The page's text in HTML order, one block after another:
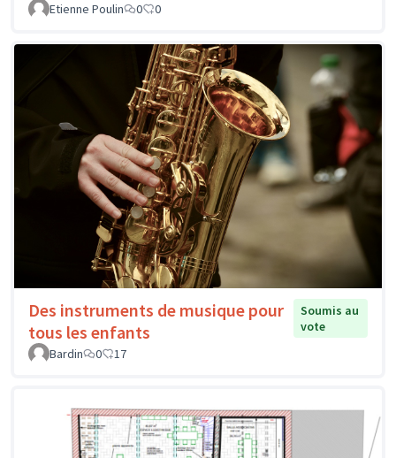
Etienne Poulin
0 0
Des instruments de musique pour
tous les enfants
Soumis au
vote
Bardin
0 17